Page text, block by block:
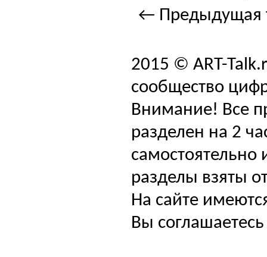
← Предыдущая
2015 © ART-
сообщество
Внимание! Все
разделен на 2
самостоятельно
разделы взяты
На сайте
Вы